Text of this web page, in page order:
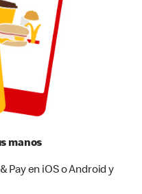
manos
Pay en iOS o Android y